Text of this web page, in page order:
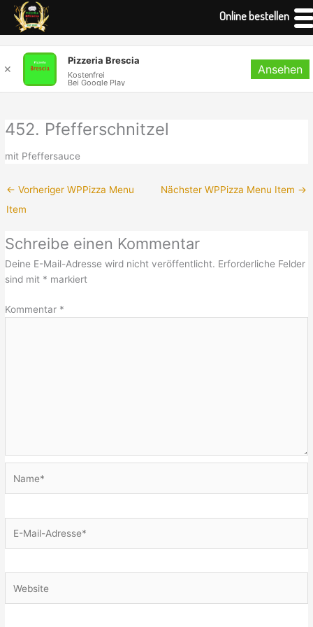
Inhalt
springen
452. Pfefferschnitzel
mit Pfeffersauce
← Vorheriger WPPizza Menu
Item
Nächster WPPizza Menu Item →
Schreibe einen Kommentar
Deine E-Mail-Adresse wird nicht veröffentlicht. Erforderliche Felder
sind mit * markiert
Kommentar *
Mail-
Online bestellen
✕
Pizzeria Brescia
Kostenfrei
Bei Google Play
Ansehen